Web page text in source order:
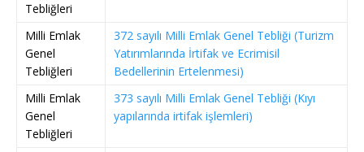
Tebliğleri
Milli Emlak
Genel
Tebliğleri
372 sayılı Milli Emlak Genel Tebliği (Turizm
Yatırımlarında İrtifak ve Ecrimisil
Bedellerinin Ertelenmesi)
Milli Emlak
Genel
Tebliğleri
373 sayılı Milli Emlak Genel Tebliği (Kıyı
yapılarında irtifak işlemleri)